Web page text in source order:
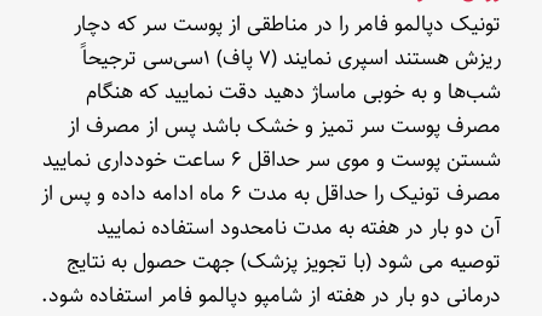
تونیک دپالمو فامر را در مناطقی از پوست سر که دچار
ریزش هستند اسپری نمایند (٧ پاف) ١سی‌سی ترجیحاً
شب‌ها و به خوبی ماساژ دهید دقت نمایید که هنگام
مصرف پوست سر تمیز و خشک باشد پس از مصرف از
شستن پوست و موی سر حداقل ۶ ساعت خودداری نمایید
مصرف تونیک را حداقل به مدت ۶ ماه ادامه داده و پس از
آن دو بار در هفته به مدت نامحدود استفاده نمایید
توصیه می شود (با تجویز پزشک) جهت حصول به نتایج
درمانی دو بار در هفته از شامپو دپالمو فامر استفاده شود.